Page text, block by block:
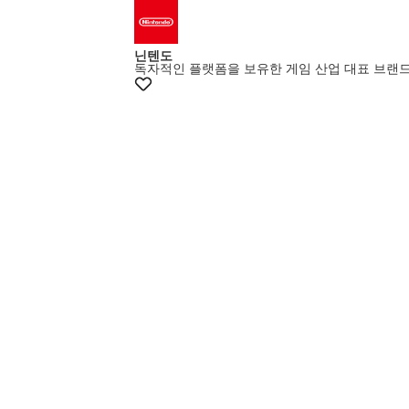
닌텐도
독자적인 플랫폼을 보유한 게임 산업 대표 브랜